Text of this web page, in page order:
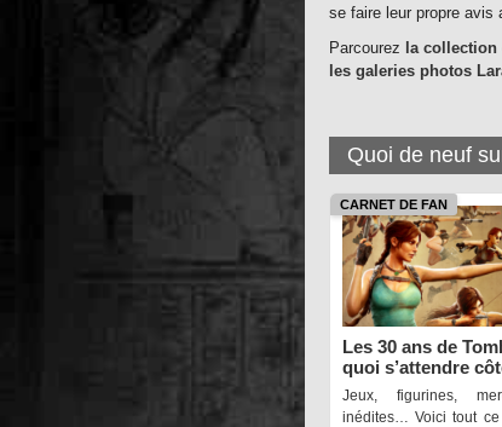
se faire leur propre avis
Parcourez la
les galeries photos
Quoi de neuf
CARNET DE FAN
Les 30 ans de
quoi s’attendre
Jeux, figurines,
inédites… Voici tout